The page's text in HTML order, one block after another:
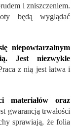
i zniszczeniem.
będą wyglądać
niepowtarzalnym
Jest niezwykle
z nią jest łatwa i
materiałów oraz
gwarancją trwałości
sprawiają, że folia